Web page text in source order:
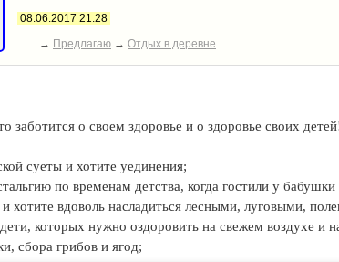
08.06.2017 21:28
... → Предлагаю → Отдых в деревне
заботится о своем здоровье и о здоровье своих
суеты и хотите уединения;
по временам детства, когда гостили у бабушки
хотите вдоволь насладиться лесными, луговыми,
которых нужно оздоровить на свежем воздухе и
сбора грибов и ягод;